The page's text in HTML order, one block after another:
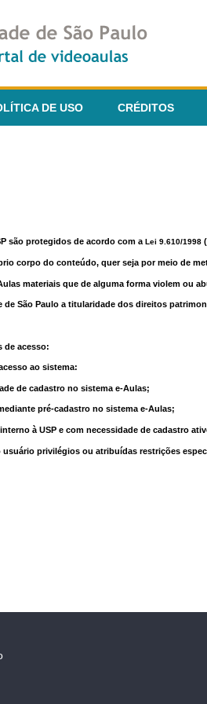
DE USO CRÉDITOS
são protegidos de acordo com a Lei 9.610/1998
corpo do conteúdo, quer seja por meio de
materiais que de alguma forma violem ou
de São Paulo a titularidade dos direitos
de acesso:
ao sistema:
de cadastro no sistema e-Aulas;
pré-cadastro no sistema e-Aulas;
à USP e com necessidade de cadastro
privilégios ou atribuídas restrições